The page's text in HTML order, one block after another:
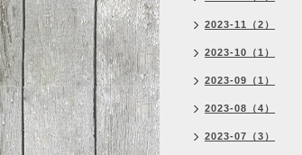
2023-11（2）
2023-10（1）
2023-09（1）
2023-08（4）
2023-07（3）